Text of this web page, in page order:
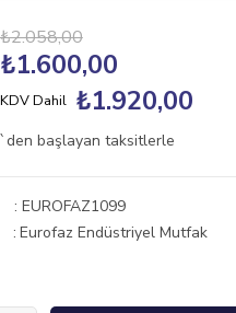
₺2.058,00
₺1.600,00
KDV Dahil ₺1.920,00
`den başlayan taksitlerle
EUROFAZ1099
: Eurofaz Endüstriyel Mutfak